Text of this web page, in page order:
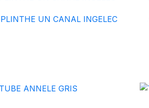
PLINTHE UN CANAL INGELEC